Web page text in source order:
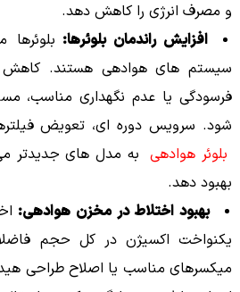
و مصرف انرژی را کاهش دهد.
افزایش راندمان بلوئرها:
سیستم های هوادهی هستند. کاهش
شود. سرویس دوره ای، تعویض
بلوئر هوادهی به مدل های جدیدتر
بهبود دهد.
بهبود اختلاط در مخزن هوادهی:
یکنواخت اکسیژن در کل حجم
میکسرهای مناسب یا اصلاح طراحی